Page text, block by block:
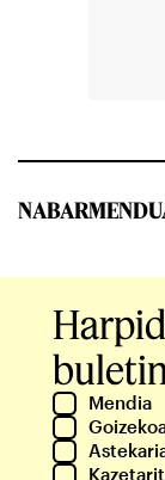
Mendia